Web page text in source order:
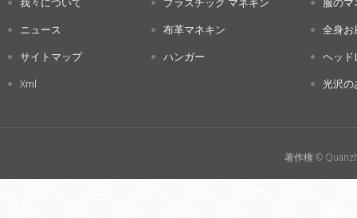
ニュース
サイトマップ
Xml
布革マネキン
ハンガー
全身お
ヘッド
光沢の
著作権 ©